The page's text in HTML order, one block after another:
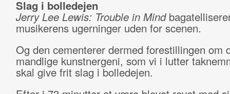
Slag i bolledejen
Jerry Lee Lewis: Trouble in Mind
musikerens ugerninger uden for scenen.
Og den cementerer dermed forestillingen om
mandlige kunstnergeni, som vi i lutter
skal give frit slag i bolledejen.